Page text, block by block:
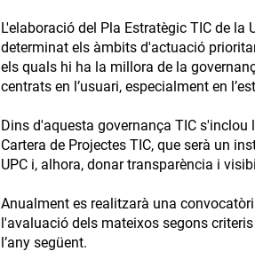
L'elaboració del Pla Estratègic TIC de la
determinat els àmbits d'actuació
els quals hi ha la millora de la
centrats en l’usuari, especialment en
Dins d'aquesta governança TIC
Cartera de Projectes TIC, que serà un
UPC i, alhora, donar transparència i
Anualment es realitzarà una
l'avaluació dels mateixos segons
l’any següent.